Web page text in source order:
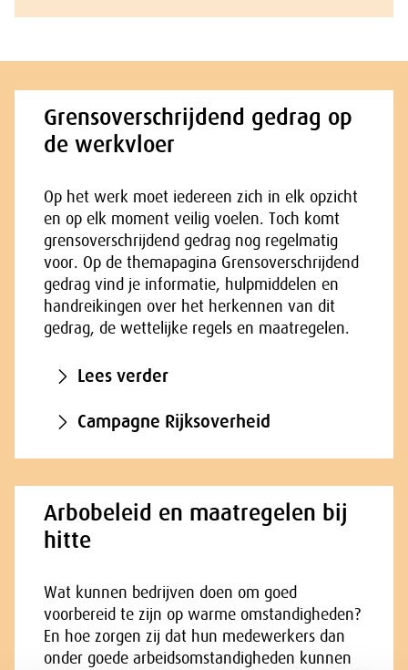
Grensoverschrijdend gedrag op
de werkvloer
Op het werk moet iedereen zich in elk opzicht
en op elk moment veilig voelen. Toch komt
grensoverschrijdend gedrag nog regelmatig
voor. Op de themapagina Grensoverschrijdend
gedrag vind je informatie, hulpmiddelen en
handreikingen over het herkennen van dit
gedrag, de wettelijke regels en maatregelen.
Lees verder
Campagne Rijksoverheid
Arbobeleid en maatregelen bij
hitte
Wat kunnen bedrijven doen om goed
voorbereid te zijn op warme omstandigheden?
En hoe zorgen zij dat hun medewerkers dan
onder goede arbeidsomstandigheden kunnen